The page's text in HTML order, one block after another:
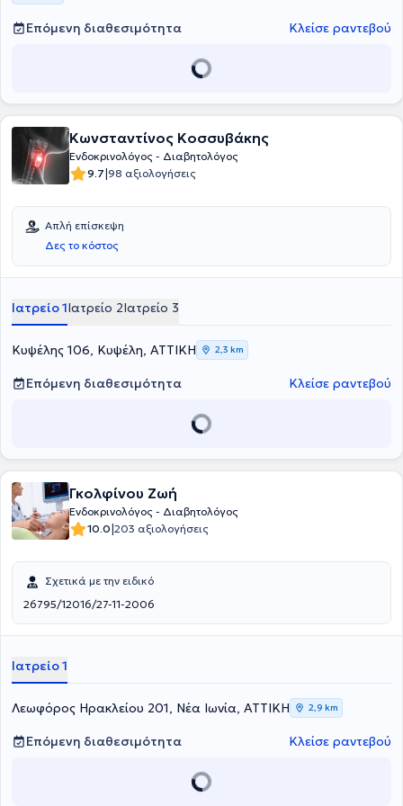
Επόμενη διαθεσιμότητα Κλείσε ραντεβού
Κωνσταντίνος Κοσσυβάκης
Ενδοκρινολόγος - Διαβητολόγος
9.7|98 αξιολογήσεις
Απλή επίσκεψη
Δες το κόστος
Ιατρείο 1Ιατρείο 2Ιατρείο 3
Κυψέλης 106, Κυψέλη, ΑΤΤΙΚΗ 2,3 km
Επόμενη διαθεσιμότητα Κλείσε ραντεβού
Γκολφίνου Ζωή
Ενδοκρινολόγος - Διαβητολόγος
10.0|203 αξιολογήσεις
Σχετικά με την ειδικό
26795/12016/27-11-2006
Ιατρείο 1
Λεωφόρος Ηρακλείου 201, Νέα Ιωνία, ΑΤΤΙΚΗ 2,9 km
Επόμενη διαθεσιμότητα Κλείσε ραντεβού